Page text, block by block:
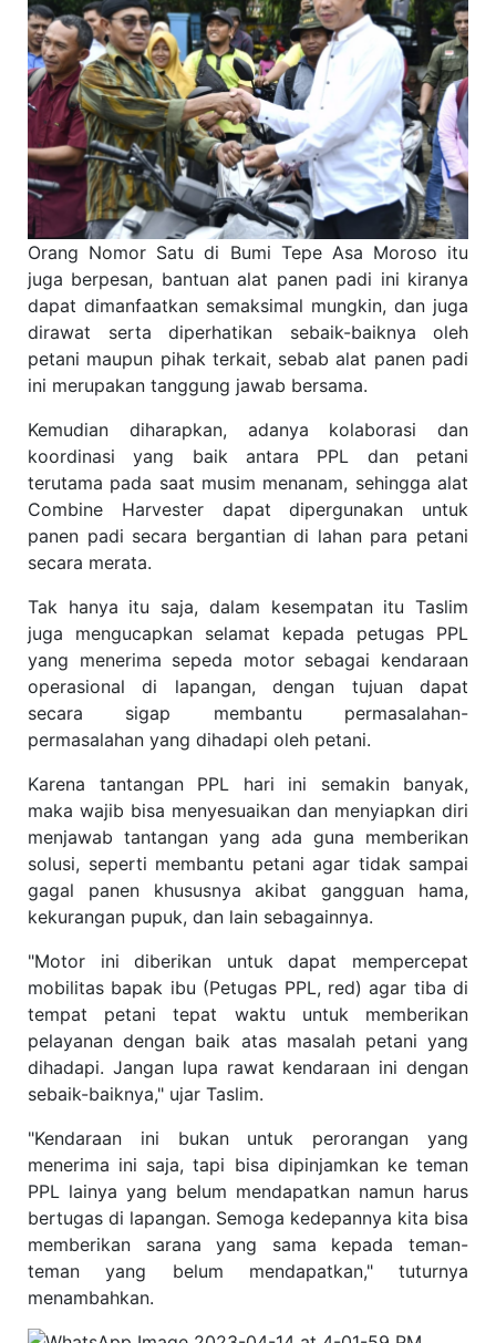
Orang Nomor Satu di Bumi Tepe Asa Moroso itu
juga berpesan, bantuan alat panen padi ini kiranya
dapat dimanfaatkan semaksimal mungkin, dan juga
dirawat serta diperhatikan sebaik-baiknya oleh
petani maupun pihak terkait, sebab alat panen padi
ini merupakan tanggung jawab bersama.
Kemudian diharapkan, adanya kolaborasi dan
koordinasi yang baik antara PPL dan petani
terutama pada saat musim menanam, sehingga alat
Combine Harvester dapat dipergunakan untuk
panen padi secara bergantian di lahan para petani
secara merata.
Tak hanya itu saja, dalam kesempatan itu Taslim
juga mengucapkan selamat kepada petugas PPL
yang menerima sepeda motor sebagai kendaraan
operasional di lapangan, dengan tujuan dapat
secara sigap membantu permasalahan-
permasalahan yang dihadapi oleh petani.
Karena tantangan PPL hari ini semakin banyak,
maka wajib bisa menyesuaikan dan menyiapkan diri
menjawab tantangan yang ada guna memberikan
solusi, seperti membantu petani agar tidak sampai
gagal panen khususnya akibat gangguan hama,
kekurangan pupuk, dan lain sebagainnya.
"Motor ini diberikan untuk dapat mempercepat
mobilitas bapak ibu (Petugas PPL, red) agar tiba di
tempat petani tepat waktu untuk memberikan
pelayanan dengan baik atas masalah petani yang
dihadapi. Jangan lupa rawat kendaraan ini dengan
sebaik-baiknya," ujar Taslim.
"Kendaraan ini bukan untuk perorangan yang
menerima ini saja, tapi bisa dipinjamkan ke teman
PPL lainya yang belum mendapatkan namun harus
bertugas di lapangan. Semoga kedepannya kita bisa
memberikan sarana yang sama kepada teman-
teman yang belum mendapatkan," tuturnya
menambahkan.